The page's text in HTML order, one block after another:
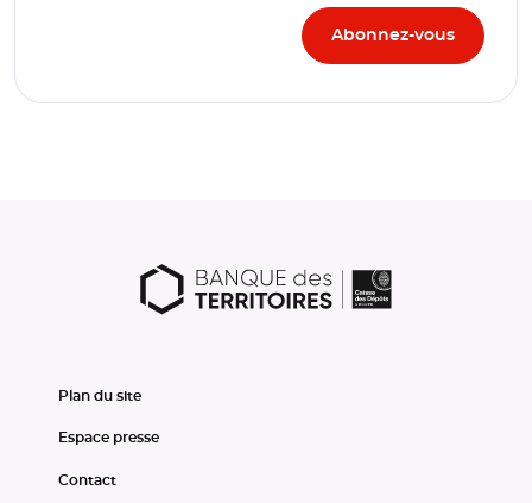
Plan du site
Espace presse
Contact